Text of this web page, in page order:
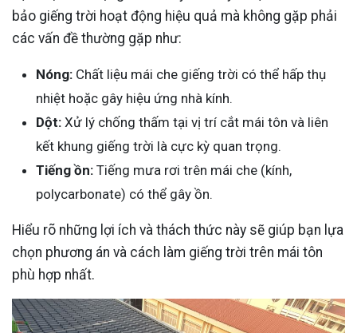
bảo giếng trời hoạt động hiệu quả mà không gặp phải
các vấn đề thường gặp như:
Nóng: Chất liệu mái che giếng trời có thể hấp thụ
nhiệt hoặc gây hiệu ứng nhà kính.
Dột: Xử lý chống thấm tại vị trí cắt mái tôn và liên
kết khung giếng trời là cực kỳ quan trọng.
Tiếng ồn: Tiếng mưa rơi trên mái che (kính,
polycarbonate) có thể gây ồn.
Hiểu rõ những lợi ích và thách thức này sẽ giúp bạn lựa
chọn phương án và cách làm giếng trời trên mái tôn
phù hợp nhất.